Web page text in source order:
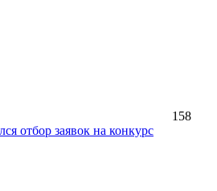
158
отбор заявок на конкурс